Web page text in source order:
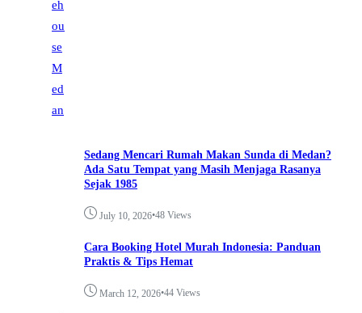
Sedang Mencari Rumah Makan Sunda di Medan?
Ada Satu Tempat yang Masih Menjaga Rasanya
Sejak 1985
July 10, 2026•48 Views
Cara Booking Hotel Murah Indonesia: Panduan
Praktis & Tips Hemat
March 12, 2026•44 Views